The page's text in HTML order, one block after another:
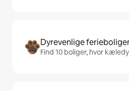
Dyrevenlige
Find 10 boliger, hvor